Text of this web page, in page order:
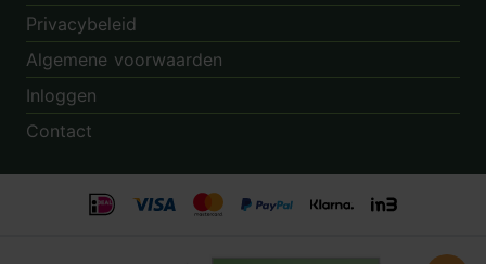
Privacybeleid
Algemene voorwaarden
Inloggen
Contact